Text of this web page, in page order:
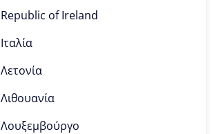
Republic of Ireland
Ιταλία
Λετονία
Λιθουανία
Λουξεμβούργο